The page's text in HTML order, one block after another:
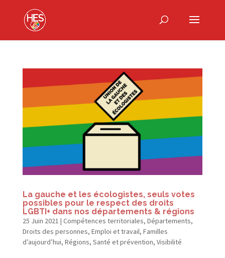
La gauche et les écologistes, seuls votes
possibles pour le respect des droits
LGBTI+ dans nos départements & régions
25 Juin 2021 | Compétences territoriales, Départements,
Droits des personnes, Emploi et travail, Familles
d’aujourd’hui, Régions, Santé et prévention, Visibilité